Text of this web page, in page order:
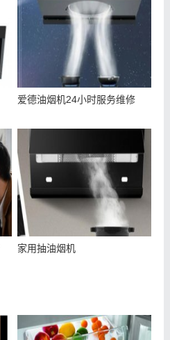
爱德油烟机24小时服务维修
家用抽油烟机